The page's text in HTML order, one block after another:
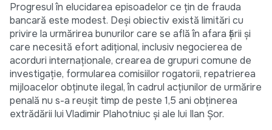
Progresul în elucidarea episoadelor ce țin de frauda
bancară este modest. Deși obiectiv există limitări cu
privire la urmărirea bunurilor care se află în afara țării și
care necesită efort adițional, inclusiv negocierea de
acorduri internaționale, crearea de grupuri comune de
investigație, formularea comisiilor rogatorii, repatrierea
mijloacelor obținute ilegal, în cadrul acțiunilor de urmărire
penală nu s-a reușit timp de peste 1,5 ani obținerea
extrădării lui Vladimir Plahotniuc și ale lui Ilan Șor.